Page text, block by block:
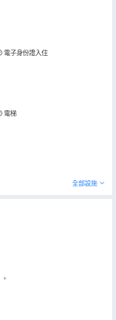
電子身份證入住
電梯
全部設施
。